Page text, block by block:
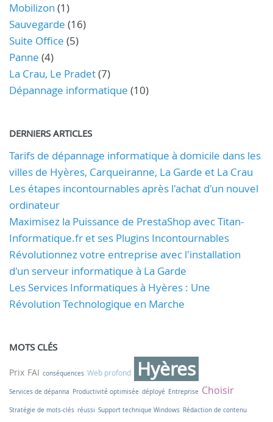
Mobilizon (1)
Sauvegarde (16)
Suite Office (5)
Panne (4)
La Crau, Le Pradet(7)
Dépannage informatique (10)
DERNIERS ARTICLES
Tarifs de dépannage informatique à domicile dans les
villes de Hyères, Carqueiranne, La Garde et La Crau
Les étapes incontournables après l'achat d'un nouvel
ordinateur
Maximisez la Puissance de PrestaShop avec Titan-
Informatique.fr et ses Plugins Incontournables
Révolutionnez votre entreprise avec l'installation
d'un serveur informatique à La Garde
Les Services Informatiques à Hyères : Une
Révolution Technologique en Marche
MOTS CLÉS
Prix FAI conséquences Web profond Hyères
Services de dépanna Productivité optimisée déployé Entreprise Choisir
Stratégie de mots-clés réussi Support technique Windows Rédaction de contenu